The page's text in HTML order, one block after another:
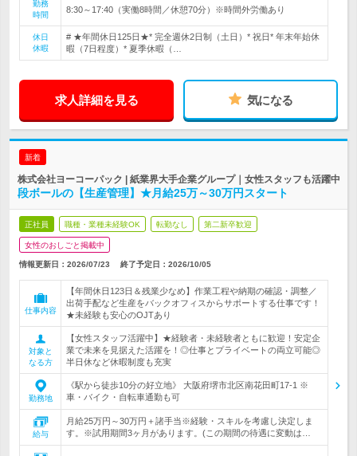
勤務
時間
8:30～17:40（実働8時間／休憩70分）※時間外労働あり
休日
休暇
# ★年間休日125日★* 完全週休2日制（土日）* 祝日* 年末年始休
暇（7日程度）* 夏季休暇（…
求人詳細を見る 気になる
新着
株式会社ヨーコーパック | 紙業界大手企業グループ｜女性スタッフも活躍中
段ボールの【生産管理】★月給25万～30万円スタート
正社員 職種・業種未経験OK 転勤なし 第二新卒歓迎
女性のおしごと掲載中
情報更新日：2026/07/23 終了予定日： 2026/10/05
仕事内容
【年間休日123日＆残業少なめ】作業工程や納期の確認・調整／
出荷手配など生産をバックオフィスからサポートする仕事です！
★未経験も安心のOJTあり
対象と
なる方
【女性スタッフ活躍中】★経験者・未経験者ともに歓迎！安定企
業で未来を見据えた活躍を！◎仕事とプライベートの両立可能◎
半日休など休暇制度も充実
勤務地
《駅から徒歩10分の好立地》 大阪府堺市北区南花田町17-1 ※
車・バイク・自転車通勤も可
給与
月給25万円～30万円＋諸手当※経験・スキルを考慮し決定しま
す。※試用期間3ヶ月があります。(この期間の待遇に変動は…